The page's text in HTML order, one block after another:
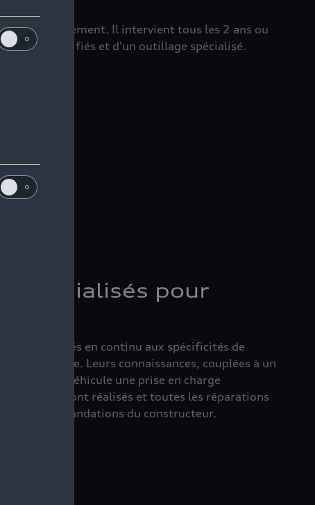
déplacement. Il intervient tous les 2 ans ou
qualifiés et d'un outillage spécialisé.
spécialisés pour
sont formés en continu aux spécificités de
de la marque. Leurs connaissances, couplées à un
à votre véhicule une prise en charge
contrôles sont réalisés et toutes les réparations
les recommandations du constructeur.